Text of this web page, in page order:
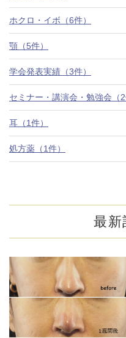
よくあるご質問
美容ブログ
ホクロ・イボ（6件）
顎（5件）
学会発表実績（3件）
セミナー・講演会・勉強会（2
耳（1件）
処方薬（1件）
最新